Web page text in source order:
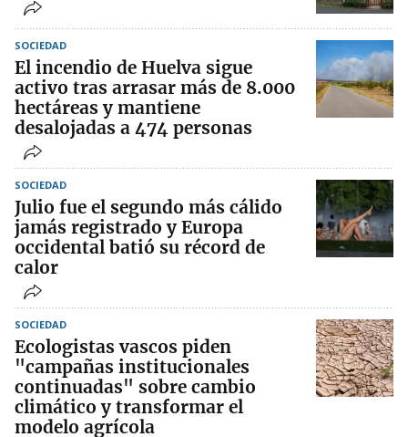
SOCIEDAD
El incendio de Huelva sigue
activo tras arrasar más de 8.000
hectáreas y mantiene
desalojadas a 474 personas
SOCIEDAD
Julio fue el segundo más cálido
jamás registrado y Europa
occidental batió su récord de
calor
SOCIEDAD
Ecologistas vascos piden
"campañas institucionales
continuadas" sobre cambio
climático y transformar el
modelo agrícola